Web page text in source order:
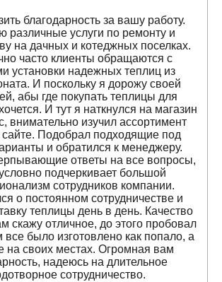
благодарность за вашу работу.
различные услуги по ремонту и
на дачных и котеджных поселках.
часто клиенты обращаются с
установки надежных теплиц из
И поскольку я дорожу своей
абы где покупать теплицы для
И тут я наткнулся на магазин
внимательно изучил ассортимент
сайте. Подобрал подходящие под
и обратился к менеджеру.
ответы на все вопросы,
подчеркивает большой
сотрудников компании.
о постоянном сотрудничестве и
теплицы день в день. Качество
скажу отличное, до этого пробовал
все было изготовлено как попало, а
на своих местах. Огромная вам
надеюсь на длительное
сотрудничество.